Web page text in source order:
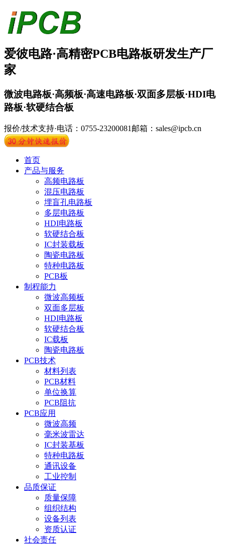
爱彼电路·高精密PCB电路板研发生产厂
家
微波电路板·高频板·高速电路板·双面多层板·HDI电
路板·软硬结合板
报价/技术支持·电话：0755-23200081 邮箱：sales@ipcb.cn
首页
产品与服务
高频电路板
混压电路板
埋盲孔电路板
多层电路板
HDI电路板
软硬结合板
IC封装载板
陶瓷电路板
特种电路板
PCB板
制程能力
微波高频板
双面多层板
HDI电路板
软硬结合板
IC载板
陶瓷电路板
PCB技术
材料列表
PCB材料
单位换算
PCB阻抗
PCB应用
微波高频
毫米波雷达
IC封装基板
特种电路板
通讯设备
工业控制
品质保证
质量保障
组织结构
设备列表
资质认证
社会责任